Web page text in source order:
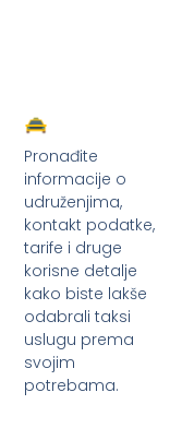
Pronađite
informacije o
udruženjima,
kontakt podatke,
tarife i druge
korisne detalje
kako biste lakše
odabrali taksi
uslugu prema
svojim
potrebama.